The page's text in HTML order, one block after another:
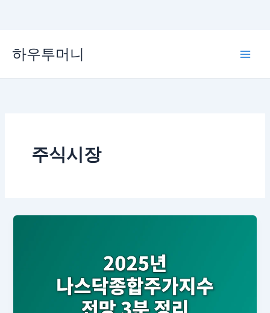
로
하우투머니
주식시장